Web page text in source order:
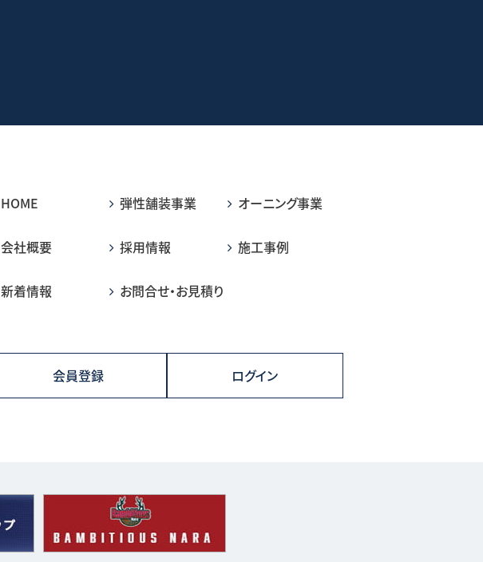
HOME 弾性舗装事業 オーニング事業
会社概要 採用情報 施工事例
新着情報 お問合せ・お見積り
会員登録 ログイン